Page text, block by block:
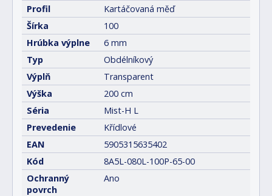
Profil
Kartáčovaná měď
Šírka
100
Hrúbka výplne
6 mm
Typ
Obdélníkový
Výplň
Transparent
Výška
200 cm
Séria
Mist-H L
Prevedenie
Křídlové
EAN
5905315635402
Kód
8A5L-080L-100P-65-00
Ochranný
povrch
Ano